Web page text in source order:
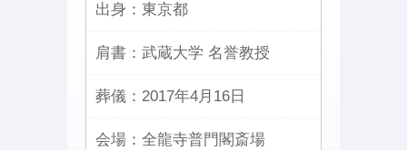
出身： 東京都
肩書： 武蔵大学 名誉教授
葬儀： 2017年4月16日
会場： 全龍寺普門閣斎場